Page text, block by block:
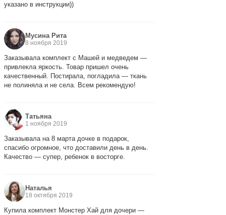
указано в инструкции))
Мусина Рита
8 ноября 2019
Заказывала комплект с Машей и медведем —
привлекла яркость. Товар пришел очень
качественный. Постирала, погладила — ткань
не полиняла и не села. Всем рекомендую!
Татьяна
1 ноября 2019
Заказывала на 8 марта дочке в подарок,
спасибо огромное, что доставили день в день.
Качество — супер, ребенок в восторге.
Наталья
18 октября 2019
Купила комплект Монстер Хай для дочери —